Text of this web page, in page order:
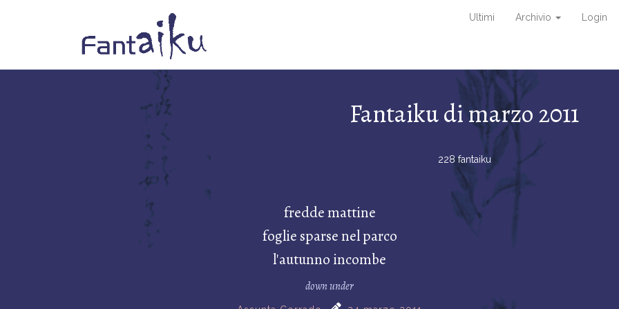
Ultimi Archivio Login
Fantaiku di marzo 2011
228 fantaiku
fredde mattine
foglie sparse nel parco
l'autunno incombe
down under